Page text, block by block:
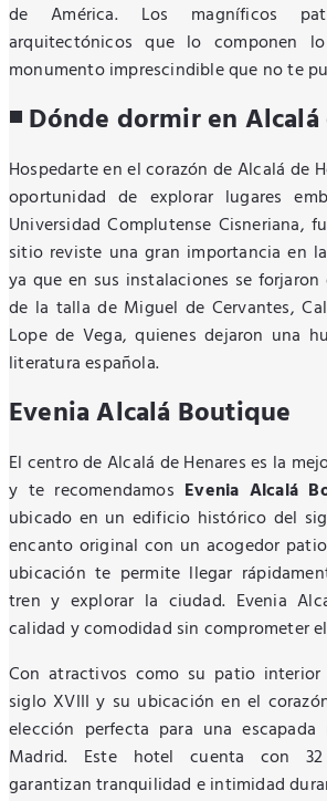
de América. Los magníficos
arquitectónicos que lo componen
monumento imprescindible que no te
◾ Dónde dormir en
Hospedarte en el corazón de Alcalá de
oportunidad de explorar lugares
Universidad Complutense Cisneriana,
sitio reviste una gran importancia en
ya que en sus instalaciones se
de la talla de Miguel de Cervantes,
Lope de Vega, quienes dejaron una
literatura española.
Evenia Alcalá Boutique
El centro de Alcalá de Henares es la
y te recomendamos Evenia Alcalá
ubicado en un edificio histórico del
encanto original con un acogedor
ubicación te permite llegar
tren y explorar la ciudad. Evenia
calidad y comodidad sin comprometer
Con atractivos como su patio
siglo XVIII y su ubicación en el
elección perfecta para una
Madrid. Este hotel cuenta con
garantizan tranquilidad e intimidad